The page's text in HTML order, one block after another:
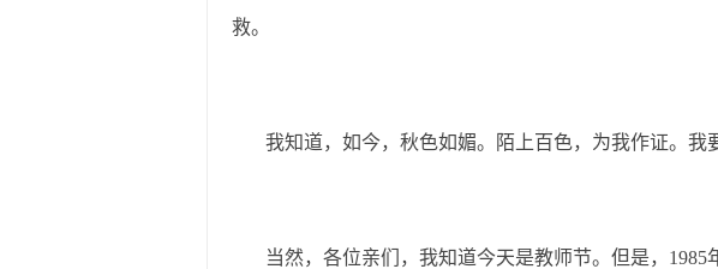
救。
我知道，如今，秋色如媚。陌上百色，为我作证。我
当然，各位亲们，我知道今天是教师节。但是，1985